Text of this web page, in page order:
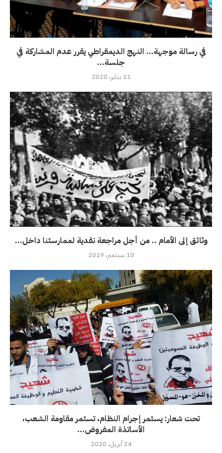
في رسالة موجهة… النهج الديمقراطي يقرر عدم المشاركة في
جلسة...
11 يناير، 2020
وثائق إلى الأمام .. من أجل مراجعة نقدية لممارستنا داخل...
10 سبتمبر، 2019
تحت شعار: يستمر إجرام النظام، تستمر مقاومة الشعب،
الأساتذة المفروض...
24 أبريل، 2020